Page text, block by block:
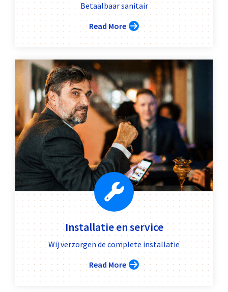
Betaalbaar sanitair
Read More
Installatie en service
Wij verzorgen de complete installatie
Read More